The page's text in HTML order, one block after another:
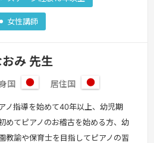
女性講師
おみ 先生
国
本
居住国
本
ノ指導を始めて40年以上、幼児期
めてピアノのお稽古を始める方、幼
教諭や保育士を目指してピアノの習